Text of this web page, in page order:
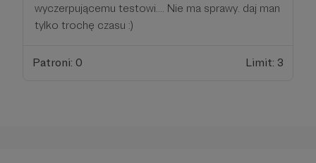
wyczerpującemu testowi.... Nie ma sprawy. daj man
tylko trochę czasu :)
Patroni: 0 Limit: 3